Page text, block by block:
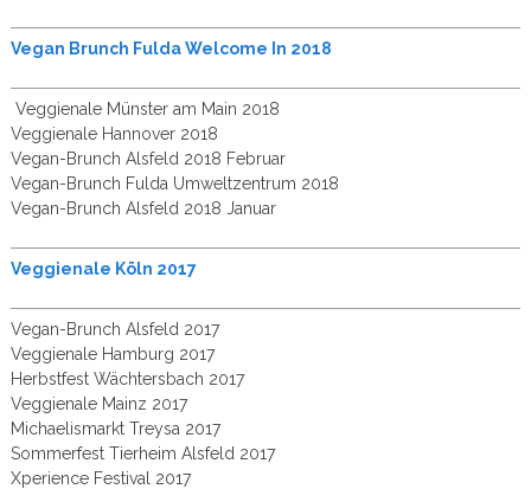
Vegan Brunch Fulda Welcome In 2018
Veggienale Münster am Main 2018
Veggienale Hannover 2018
Vegan-Brunch Alsfeld 2018 Februar
Vegan-Brunch Fulda Umweltzentrum 2018
Vegan-Brunch Alsfeld 2018 Januar
Veggienale Köln 2017
Vegan-Brunch Alsfeld 2017
Veggienale Hamburg 2017
Herbstfest Wächtersbach 2017
Veggienale Mainz 2017
Michaelismarkt Treysa 2017
Sommerfest Tierheim Alsfeld 2017
Xperience Festival 2017